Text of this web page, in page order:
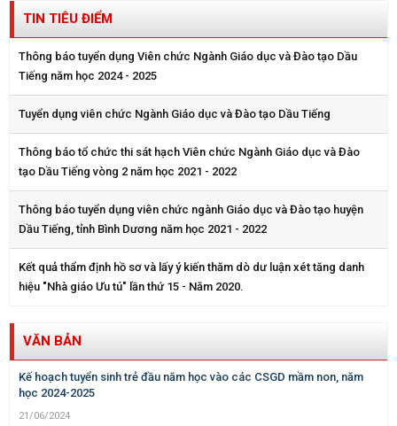
TIN TIÊU ĐIỂM
Thông báo tuyển dụng Viên chức Ngành Giáo dục và Đào tạo Dầu
Tiếng năm học 2024 - 2025
Tuyển dụng viên chức Ngành Giáo dục và Đào tạo Dầu Tiếng
Thông báo tổ chức thi sát hạch Viên chức Ngành Giáo dục và Đào
tạo Dầu Tiếng vòng 2 năm học 2021 - 2022
Thông báo tuyển dụng viên chức ngành Giáo dục và Đào tạo huyện
Dầu Tiếng, tỉnh Bình Dương năm học 2021 - 2022
Kết quả thẩm định hồ sơ và lấy ý kiến thăm dò dư luận xét tăng danh
hiệu "Nhà giáo Ưu tú" lần thứ 15 - Năm 2020.
VĂN BẢN
Kế hoạch tuyển sinh trẻ đầu năm học vào các CSGD mầm non, năm
học 2024-2025
21/06/2024